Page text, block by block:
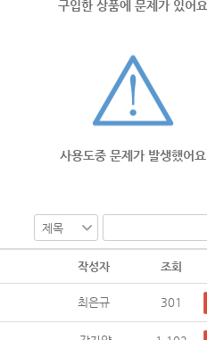
구입한 상품에 문제가 있어요
사용도중 문제가 발생했어요
작성자 조회
최은규 301